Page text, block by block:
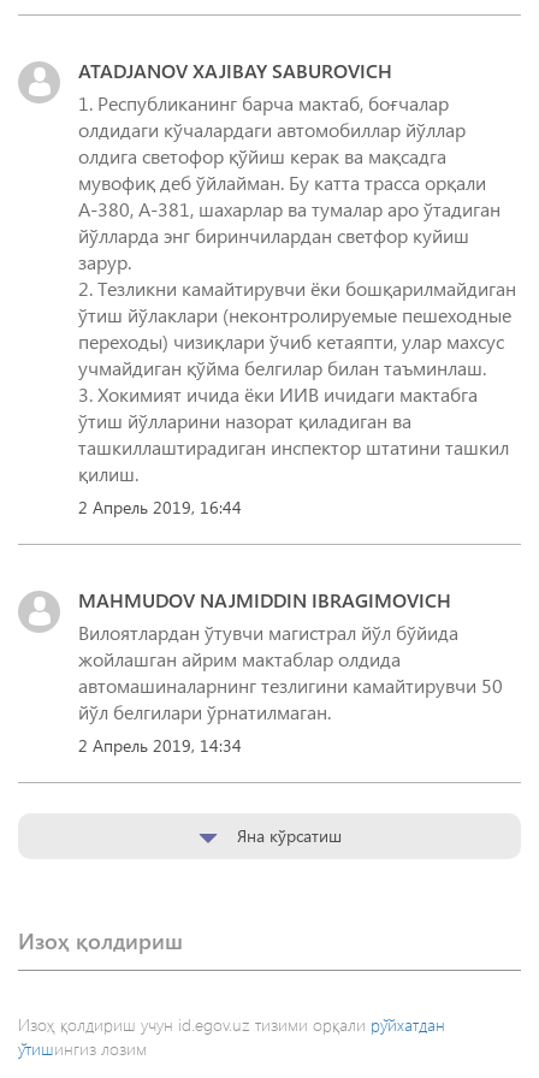
ATADJANOV XAJIBAY SABUROVICH
1. Республиканинг барча мактаб, боғчалар
олдидаги кўчалардаги автомобиллар йўллар
олдига светофор қўйиш керак ва мақсадга
мувофиқ деб ўйлайман. Бу катта трасса орқали
А-380, А-381, шахарлар ва тумалар аро ўтадиган
йўлларда энг биринчилардан светфор куйиш
зарур.
2. Тезликни камайтирувчи ёки бошқарилмайдиган
ўтиш йўлаклари (неконтролируемые пешеходные
переходы) чизиқлари ўчиб кетаяпти, улар махсус
учмайдиган қўйма белгилар билан таъминлаш.
3. Хокимият ичида ёки ИИВ ичидаги мактабга
ўтиш йўлларини назорат қиладиган ва
ташкиллаштирадиган инспектор штатини ташкил
қилиш.
2 Апрель 2019, 16:44
MAHMUDOV NAJMIDDIN IBRAGIMOVICH
Вилоятлардан ўтувчи магистрал йўл бўйида
жойлашган айрим мактаблар олдида
автомашиналарнинг тезлигини камайтирувчи 50
йўл белгилари ўрнатилмаган.
2 Апрель 2019, 14:34
Яна кўрсатиш
Изоҳ қолдириш
Изоҳ қолдириш учун id.egov.uz тизими орқали рўйхатдан
ўтишингиз лозим